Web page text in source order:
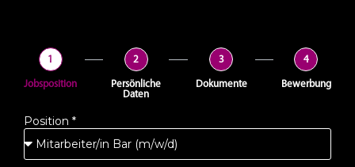
1
Jobsposition
2
Persönliche
Daten
3
Dokumente
4
Bewerbung
Position *